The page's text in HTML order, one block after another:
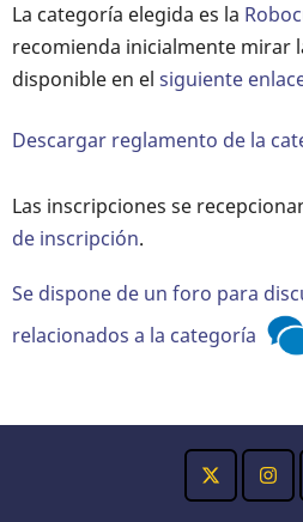
La categoría elegida es la
recomienda inicialmente mirar
disponible en el siguiente
Descargar reglamento de la
Las inscripciones se
de inscripción.
Se dispone de un foro para
relacionados a la categoría